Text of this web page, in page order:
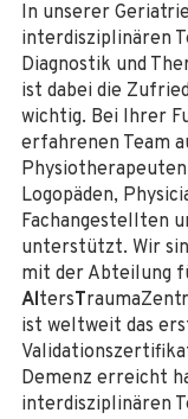
In unserer
interdisziplinären
Diagnostik und
ist dabei die
wichtig. Bei Ihrer
erfahrenen Team
Logopäden,
Fachangestellten
unterstützt. Wir
mit der Abteilung
AltersT
ist weltweit das
Demenz erreicht
interdisziplinären